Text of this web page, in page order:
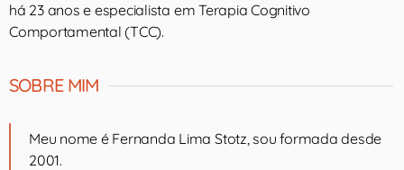
há 23 anos e especialista em Terapia Cognitivo
Comportamental (TCC).
SOBRE MIM
Meu nome é Fernanda Lima Stotz, sou formada desde
2001.